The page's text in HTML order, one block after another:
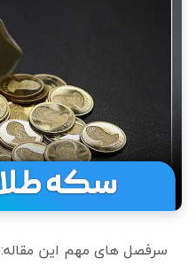
سرفصل های مهم این مقاله: